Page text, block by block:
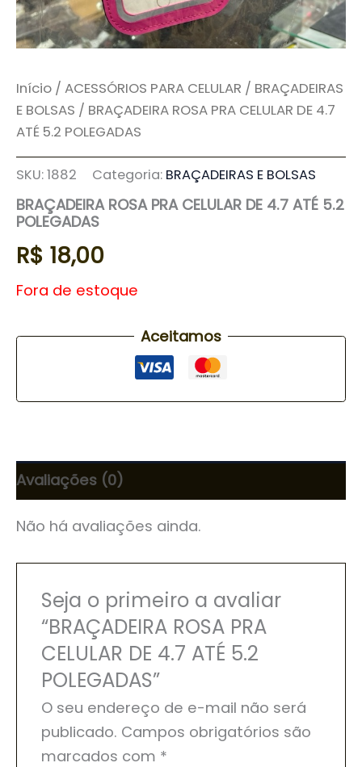
Início / ACESSÓRIOS PARA CELULAR / BRAÇADEIRAS
E BOLSAS / BRAÇADEIRA ROSA PRA CELULAR DE 4.7
ATÉ 5.2 POLEGADAS
SKU:1882 Categoria: BRAÇADEIRAS E BOLSAS
BRAÇADEIRA ROSA PRA CELULAR DE 4.7 ATÉ 5.2
POLEGADAS
R$ 18,00
Fora de estoque
Aceitamos
Avaliações (0)
Não há avaliações ainda.
Seja o primeiro a avaliar
“BRAÇADEIRA ROSA PRA
CELULAR DE 4.7 ATÉ 5.2
POLEGADAS”
O seu endereço de e-mail não será
publicado. Campos obrigatórios são
marcados com *